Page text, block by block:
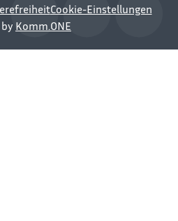
Cookie-Einstellungen
Komm.ONE